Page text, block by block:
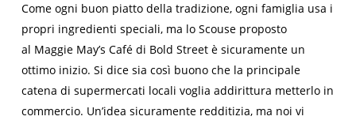
Come ogni buon piatto della tradizione, ogni famiglia usa i
propri ingredienti speciali, ma lo Scouseproposto
al Maggie May’s Cafédi Bold Street è sicuramente un
ottimo inizio. Si dice sia così buono che la principale
catena di supermercati locali voglia addirittura metterlo in
commercio. Un’idea sicuramente redditizia, ma noi vi